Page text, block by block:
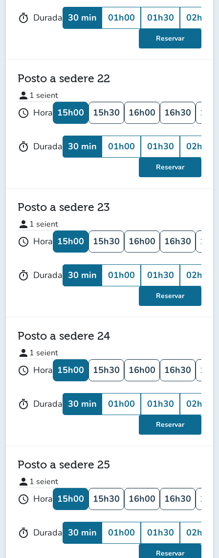
timer Durada 30 min 01h00 01h30 02h00
Reservar
Posto a sedere 22
person 1 seient
schedule Hora 15h00 15h30 16h00 16h30
timer Durada 30 min 01h00 01h30 02h00
Reservar
Posto a sedere 23
person 1 seient
schedule Hora 15h00 15h30 16h00 16h30
timer Durada 30 min 01h00 01h30 02h00
Reservar
Posto a sedere 24
person 1 seient
schedule Hora 15h00 15h30 16h00 16h30
timer Durada 30 min 01h00 01h30 02h00
Reservar
Posto a sedere 25
person 1 seient
schedule Hora 15h00 15h30 16h00 16h30
timer Durada 30 min 01h00 01h30 02h00
Reservar